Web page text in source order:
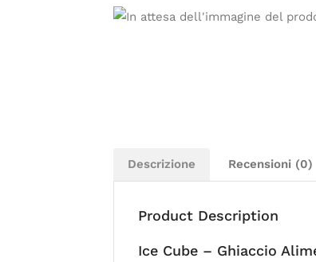
Descrizione Recensioni (0)
Product Description
Ice Cube – Ghiaccio